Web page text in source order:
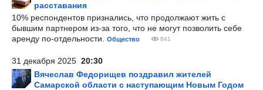
расставания
10% респондентов признались, что продолжают жить с
бывшим партнером из-за того, что не могут позволить себе
аренду по-отдельности.
Общество 841
31 декабря 2025 20:30
Вячеслав Федорищев поздравил жителей
Самарской области с наступающим Новым Годом